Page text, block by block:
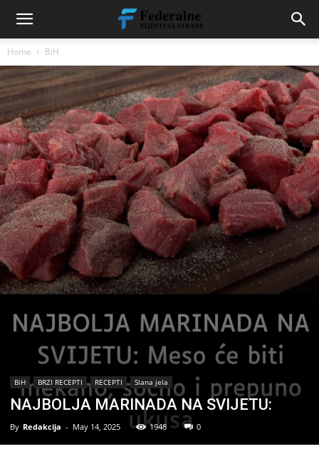
Home BiH
BiH BRZI RECEPTI RECEPTI Slana jela
NAJBOLJA MARINADA NA SVIJETU:
By Redakcija - May 14, 2025 1948 0